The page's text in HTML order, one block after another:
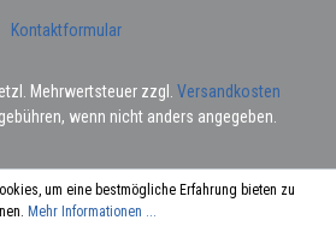
Kontaktformular
Mehrwertsteuer zzgl. Versandkosten
wenn nicht anders angegeben.
um eine bestmögliche Erfahrung bieten zu
Mehr Informationen ...